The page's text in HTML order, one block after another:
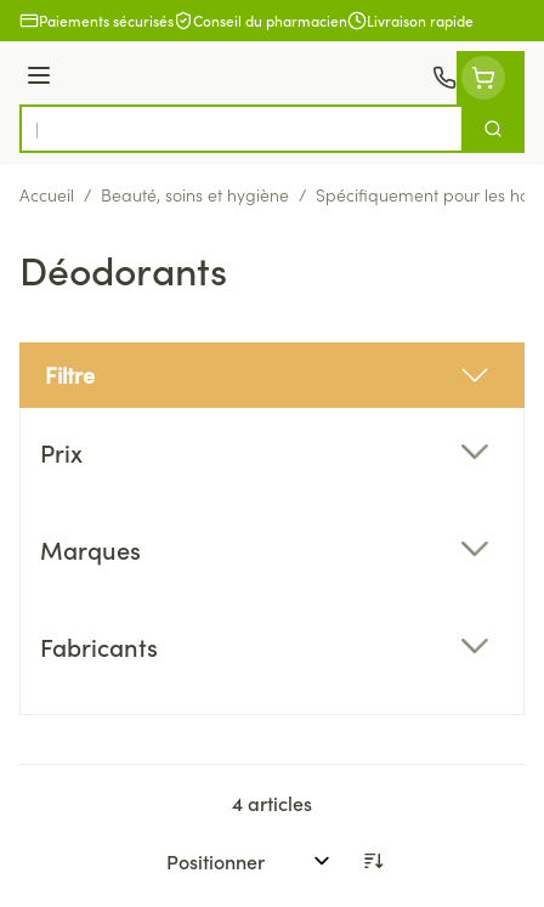
Aller au contenu
Paiements sécurisés Conseil du pharmacien Livraison rapide
Menu
Rechercher
Accueil / Beauté, soins et hygiène / Spécifiquement pour les
Déodorants
Filtre
Prix
Marques
Fabricants
4articles
Trier par: